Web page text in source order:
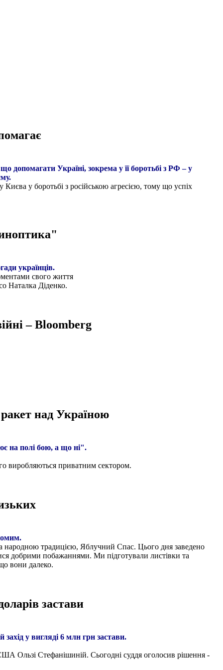
допомагати Україні, зокрема у її боротьбі з РФ – у
у боротьбі з російською агресією, тому що успіх
українців.
свого життя
Наталка Діденко.
– Bloomberg
над Україною
на полі бою, а що ні".
виробляються приватним сектором.
народною традицією, Яблучний Спас. Цього дня заведено
добрими побажаннями. Ми підготували листівки та
вони далеко.
застави
у вигляді 6 млн грн застави.
Ользі Стефанішиній. Сьогодні суддя оголосив рішення -